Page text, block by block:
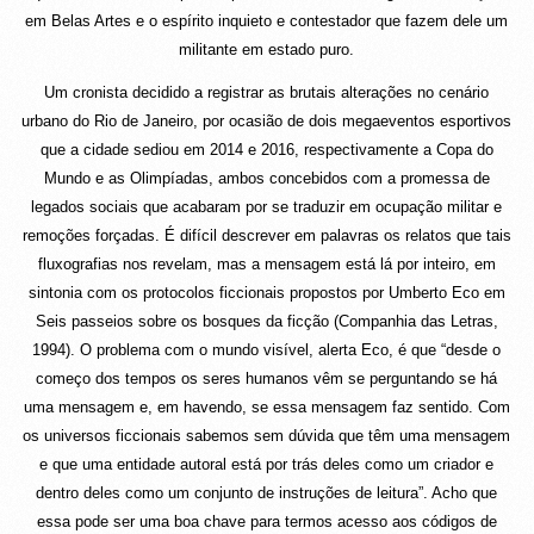
em Belas Artes e o espírito inquieto e contestador que fazem dele um
militante em estado puro.
Um cronista decidido a registrar as brutais alterações no cenário
urbano do Rio de Janeiro, por ocasião de dois megaeventos esportivos
que a cidade sediou em 2014 e 2016, respectivamente a Copa do
Mundo e as Olimpíadas, ambos concebidos com a promessa de
legados sociais que acabaram por se traduzir em ocupação militar e
remoções forçadas. É difícil descrever em palavras os relatos que tais
fluxografias nos revelam, mas a mensagem está lá por inteiro, em
sintonia com os protocolos ficcionais propostos por Umberto Eco em
Seis passeios sobre os bosques da ficção (Companhia das Letras,
1994). O problema com o mundo visível, alerta Eco, é que “desde o
começo dos tempos os seres humanos vêm se perguntando se há
uma mensagem e, em havendo, se essa mensagem faz sentido. Com
os universos ficcionais sabemos sem dúvida que têm uma mensagem
e que uma entidade autoral está por trás deles como um criador e
dentro deles como um conjunto de instruções de leitura”. Acho que
essa pode ser uma boa chave para termos acesso aos códigos de